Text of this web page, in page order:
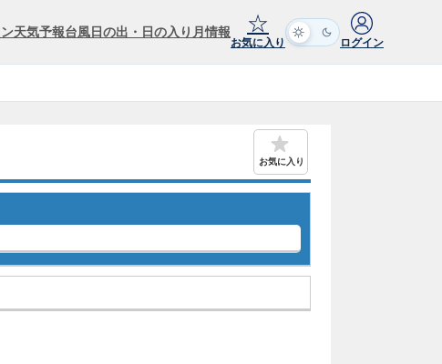
天気予報台風日の出・日の入り 月情報 ☆
お気に入り ログイン
お気に入り